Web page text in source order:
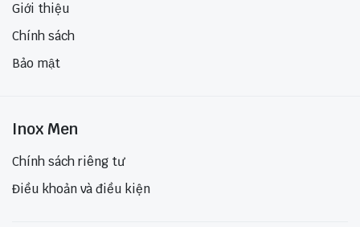
Giới thiệu
Chính sách
Bảo mật
Inox Men
Chính sách riêng tư
Điều khoản và điều kiện